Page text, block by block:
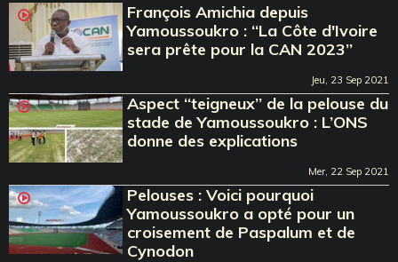
François Amichia depuis
Yamoussoukro : ‘‘La Côte d'Ivoire
sera prête pour la CAN 2023’’
Jeu, 23 Sep 2021
Aspect ‘‘teigneux’’ de la pelouse du
stade de Yamoussoukro : L’ONS
donne des explications
Mer, 22 Sep 2021
Pelouses : Voici pourquoi
Yamoussoukro a opté pour un
croisement de Paspalum et de
Cynodon